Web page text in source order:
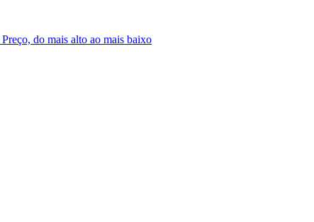
Preço, do mais alto ao mais baixo